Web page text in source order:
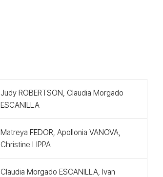
Judy ROBERTSON, Claudia Morgado
ESCANILLA
Matreya FEDOR, Apollonia VANOVA,
Christine LIPPA
Claudia Morgado ESCANILLA, Ivan